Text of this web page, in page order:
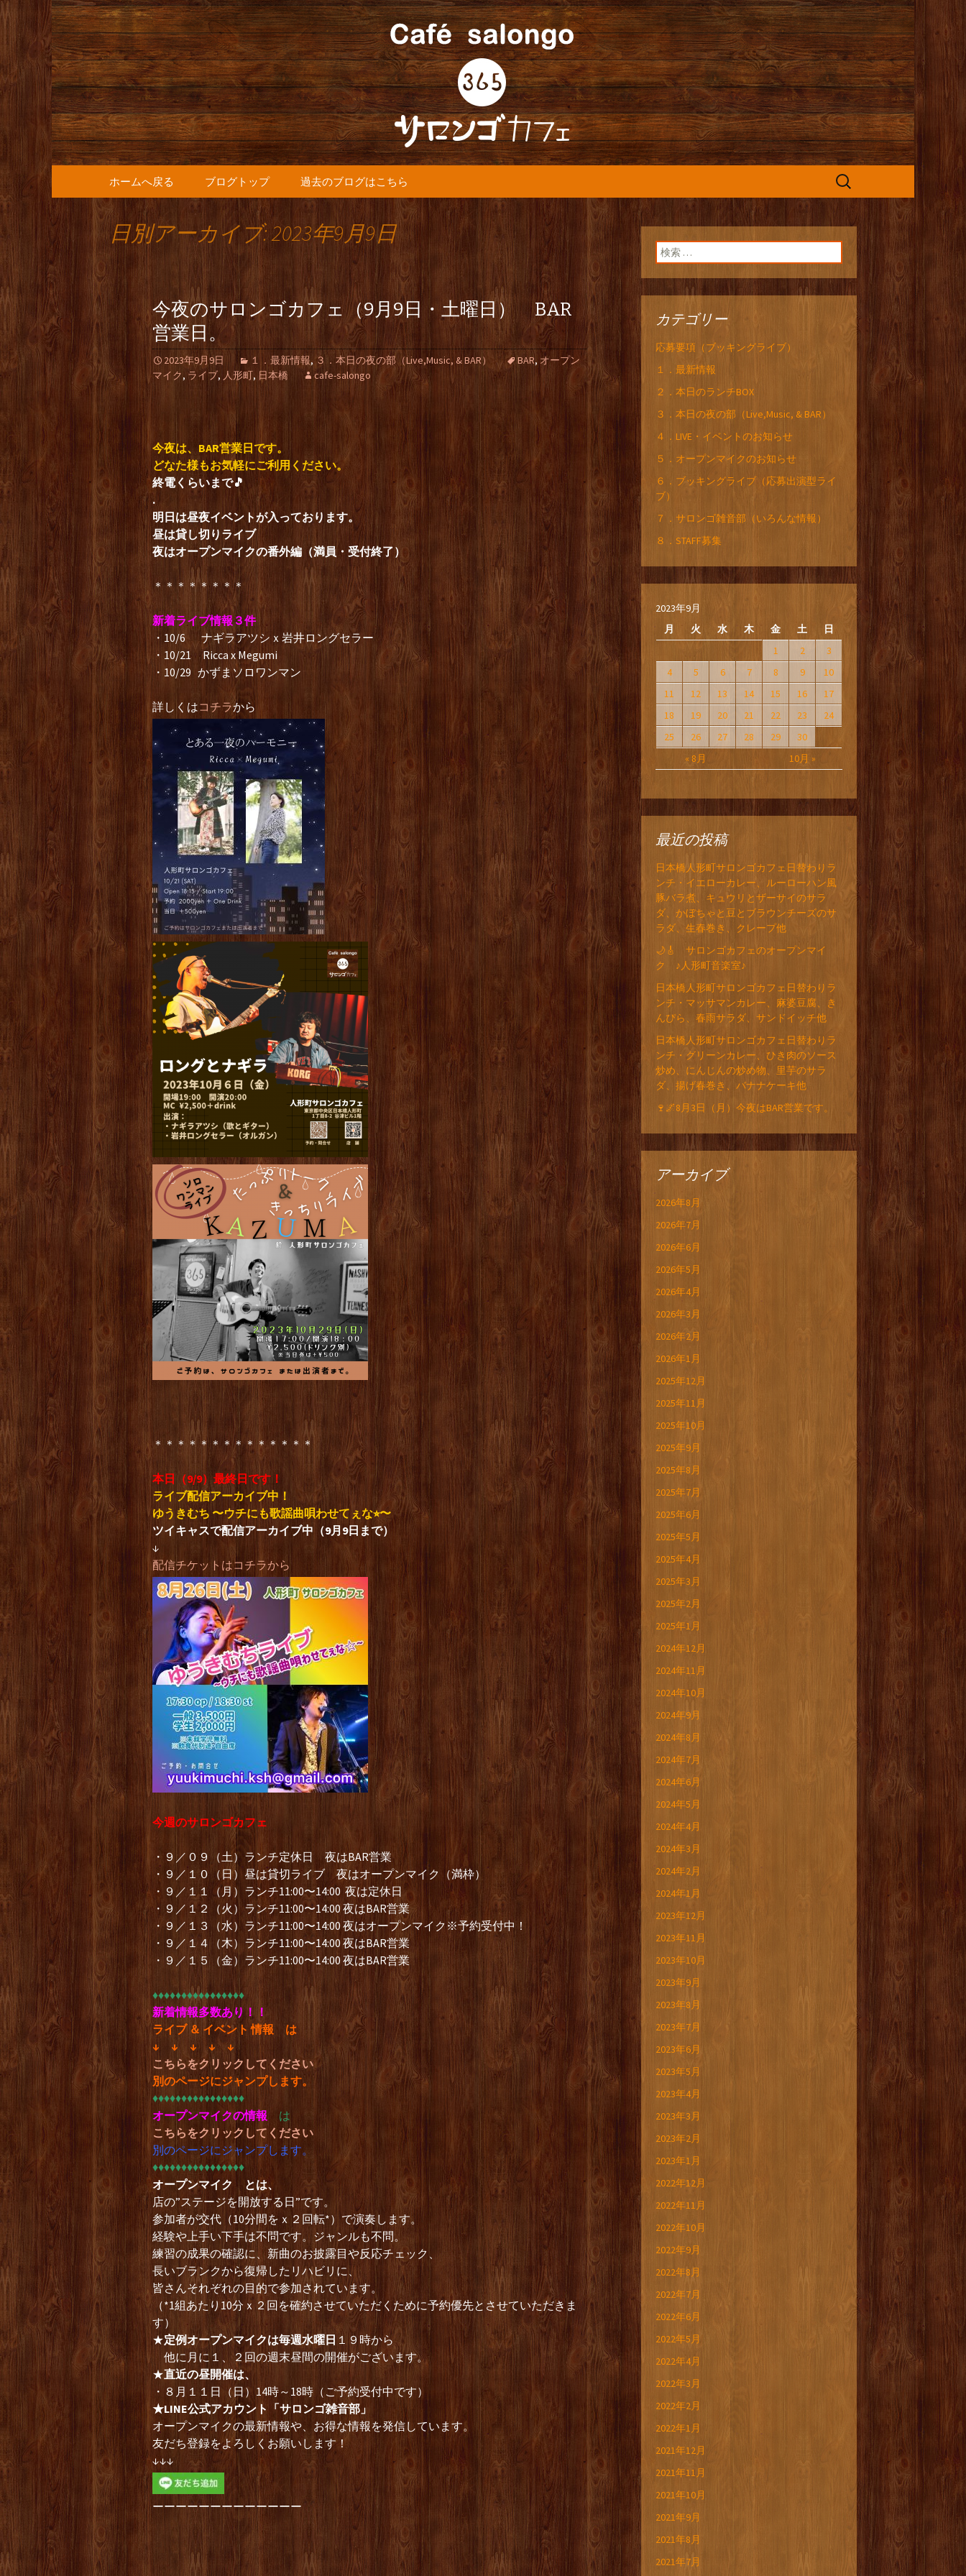
人形町の『365(サロンゴ)カフェ』よりお
知らせ
人形町の音楽カフェ『365カフェ』より最新情報をお届けします。
コンテンツへ移動
ホームへ戻る ブログトップ 過去のブログはこちら
検
日別アーカイブ: 2023年9月9日
今夜のサロンゴカフェ（9月9日・土曜日） BAR
営業日。
2023年9月9日 １．最新情報, ３．本日の夜の部（Live,Music, & BAR） BAR, オープン
マイク, ライブ, 人形町, 日本橋 cafe-salongo
今夜は、BAR営業日です。
どなた様もお気軽にご利用ください。
終電くらいまで🎵
.
明日は昼夜イベントが入っております。
昼は貸し切りライブ
夜はオープンマイクの番外編（満員・受付終了）
＊＊＊＊＊＊＊＊
新着ライブ情報３件
・10/6 ナギラアツシｘ岩井ロングセラー
・10/21 Ricca x Megumi
・10/29 かずまソロワンマン
詳しくはコチラから
＊＊＊＊＊＊＊＊＊＊＊＊＊＊
本日（9/9）最終日です！
ライブ配信アーカイブ中！
ゆうきむち 〜ウチにも歌謡曲唄わせてぇな⭐︎〜
ツイキャスで配信アーカイブ中（9月9日まで）
↓
配信チケットはコチラから
今週のサロンゴカフェ
・９／０９（土）ランチ定休日 夜はBAR営業
・９／１０（日）昼は貸切ライブ 夜はオープンマイク（満枠）
・９／１１（月）ランチ11:00〜14:00 夜は定休日
・９／１２（火）ランチ11:00〜14:00 夜はBAR営業
・９／１３（水）ランチ11:00〜14:00 夜はオープンマイク※予約受付中！
・９／１４（木）ランチ11:00〜14:00 夜はBAR営業
・９／１５（金）ランチ11:00〜14:00 夜はBAR営業
♦︎♦︎♦︎♦︎♦︎♦︎♦︎♦︎♦︎♦︎♦︎♦︎♦︎♦︎♦︎♦︎
新着情報多数あり！！
ライブ ＆ イベント 情報 は
↓ ↓ ↓ ↓ ↓
こちらをクリックしてください
別のページにジャンプします。
♦︎♦︎♦︎♦︎♦︎♦︎♦︎♦︎♦︎♦︎♦︎♦︎♦︎♦︎♦︎♦︎
オープンマイクの情報 は
こちらをクリックしてください
別のページにジャンプします。
♦︎♦︎♦︎♦︎♦︎♦︎♦︎♦︎♦︎♦︎♦︎♦︎♦︎♦︎♦︎♦︎
オープンマイク とは、
店の”ステージを開放する日”です。
参加者が交代（10分間をｘ２回転*）で演奏します。
経験や上手い下手は不問です。ジャンルも不問。
練習の成果の確認に、新曲のお披露目や反応チェック、
長いブランクから復帰したリハビリに、
皆さんそれぞれの目的で参加されています。
（*1組あたり10分ｘ２回を確約させていただくために予約優先とさせていただきま
す）
★定例オープンマイクは毎週水曜日 １９時から
他に月に１、２回の週末昼間の開催がございます。
★直近の昼開催は、
・８月１１日（日）14時～18時（ご予約受付中です）
★LINE公式アカウント「サロンゴ雑音部」
オープンマイクの最新情報や、お得な情報を発信しています。
友だち登録をよろしくお願いします！
↓↓↓
ーーーーーーーーーーーーー
検索:
カテゴリー
応募要項（ブッキングライブ）
１．最新情報
２．本日のランチBOX
３．本日の夜の部（Live,Music, & BAR）
４．LIVE・イベントのお知らせ
５．オープンマイクのお知らせ
６．ブッキングライブ（応募出演型ライ
ブ）
７．サロンゴ雑音部（いろんな情報）
８．STAFF募集
2023年9月
月
火 水 木 金 土 日
« 8月 10月 »
1 2
3
4
5 6 7 8 9
10
11
12 13 14 15 16
17
18
19 20 21 22 23
24
25
26 27 28 29 30
最近の投稿
日本橋人形町サロンゴカフェ日替わりラ
ンチ・イエローカレー、ルーローハン風
豚バラ煮、キュウリとザーサイのサラ
ダ、かぼちゃと豆とブラウンチーズのサ
ラダ、生春巻き、クレープ他
🌙🎸 サロンゴカフェのオープンマイ
ク ♪人形町音楽室♪
日本橋人形町サロンゴカフェ日替わりラ
ンチ・マッサマンカレー、麻婆豆腐、き
んぴら、春雨サラダ、サンドイッチ他
日本橋人形町サロンゴカフェ日替わりラ
ンチ・グリーンカレー、ひき肉のソース
炒め、にんじんの炒め物、里芋のサラ
ダ、揚げ春巻き、バナナケーキ他
🍷🌌8月3日（月）今夜はBAR営業です。
アーカイブ
2026年8月
2026年7月
2026年6月
2026年5月
2026年4月
2026年3月
2026年2月
2026年1月
2025年12月
2025年11月
2025年10月
2025年9月
2025年8月
2025年7月
2025年6月
2025年5月
2025年4月
2025年3月
2025年2月
2025年1月
2024年12月
2024年11月
2024年10月
2024年9月
2024年8月
2024年7月
2024年6月
2024年5月
2024年4月
2024年3月
2024年2月
2024年1月
2023年12月
2023年11月
2023年10月
2023年9月
2023年8月
2023年7月
2023年6月
2023年5月
2023年4月
2023年3月
2023年2月
2023年1月
2022年12月
2022年11月
2022年10月
2022年9月
2022年8月
2022年7月
2022年6月
2022年5月
2022年4月
2022年3月
2022年2月
2022年1月
2021年12月
2021年11月
2021年10月
2021年9月
2021年8月
2021年7月